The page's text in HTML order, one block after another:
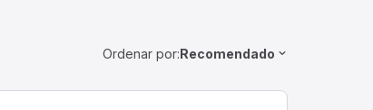
Ordenar por:Recomendado